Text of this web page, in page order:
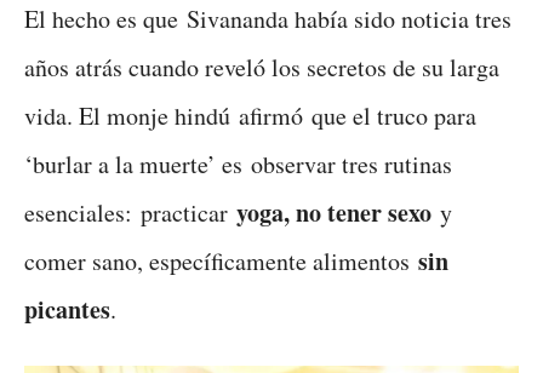
El hecho es que Sivananda había sido noticia tres
años atrás cuando reveló los secretos de su larga
vida. El monje hindú afirmó que el truco para
‘burlar a la muerte’ es observar tres rutinas
esenciales: practicar yoga, no tener sexo y
comer sano, específicamente alimentos sin
picantes.